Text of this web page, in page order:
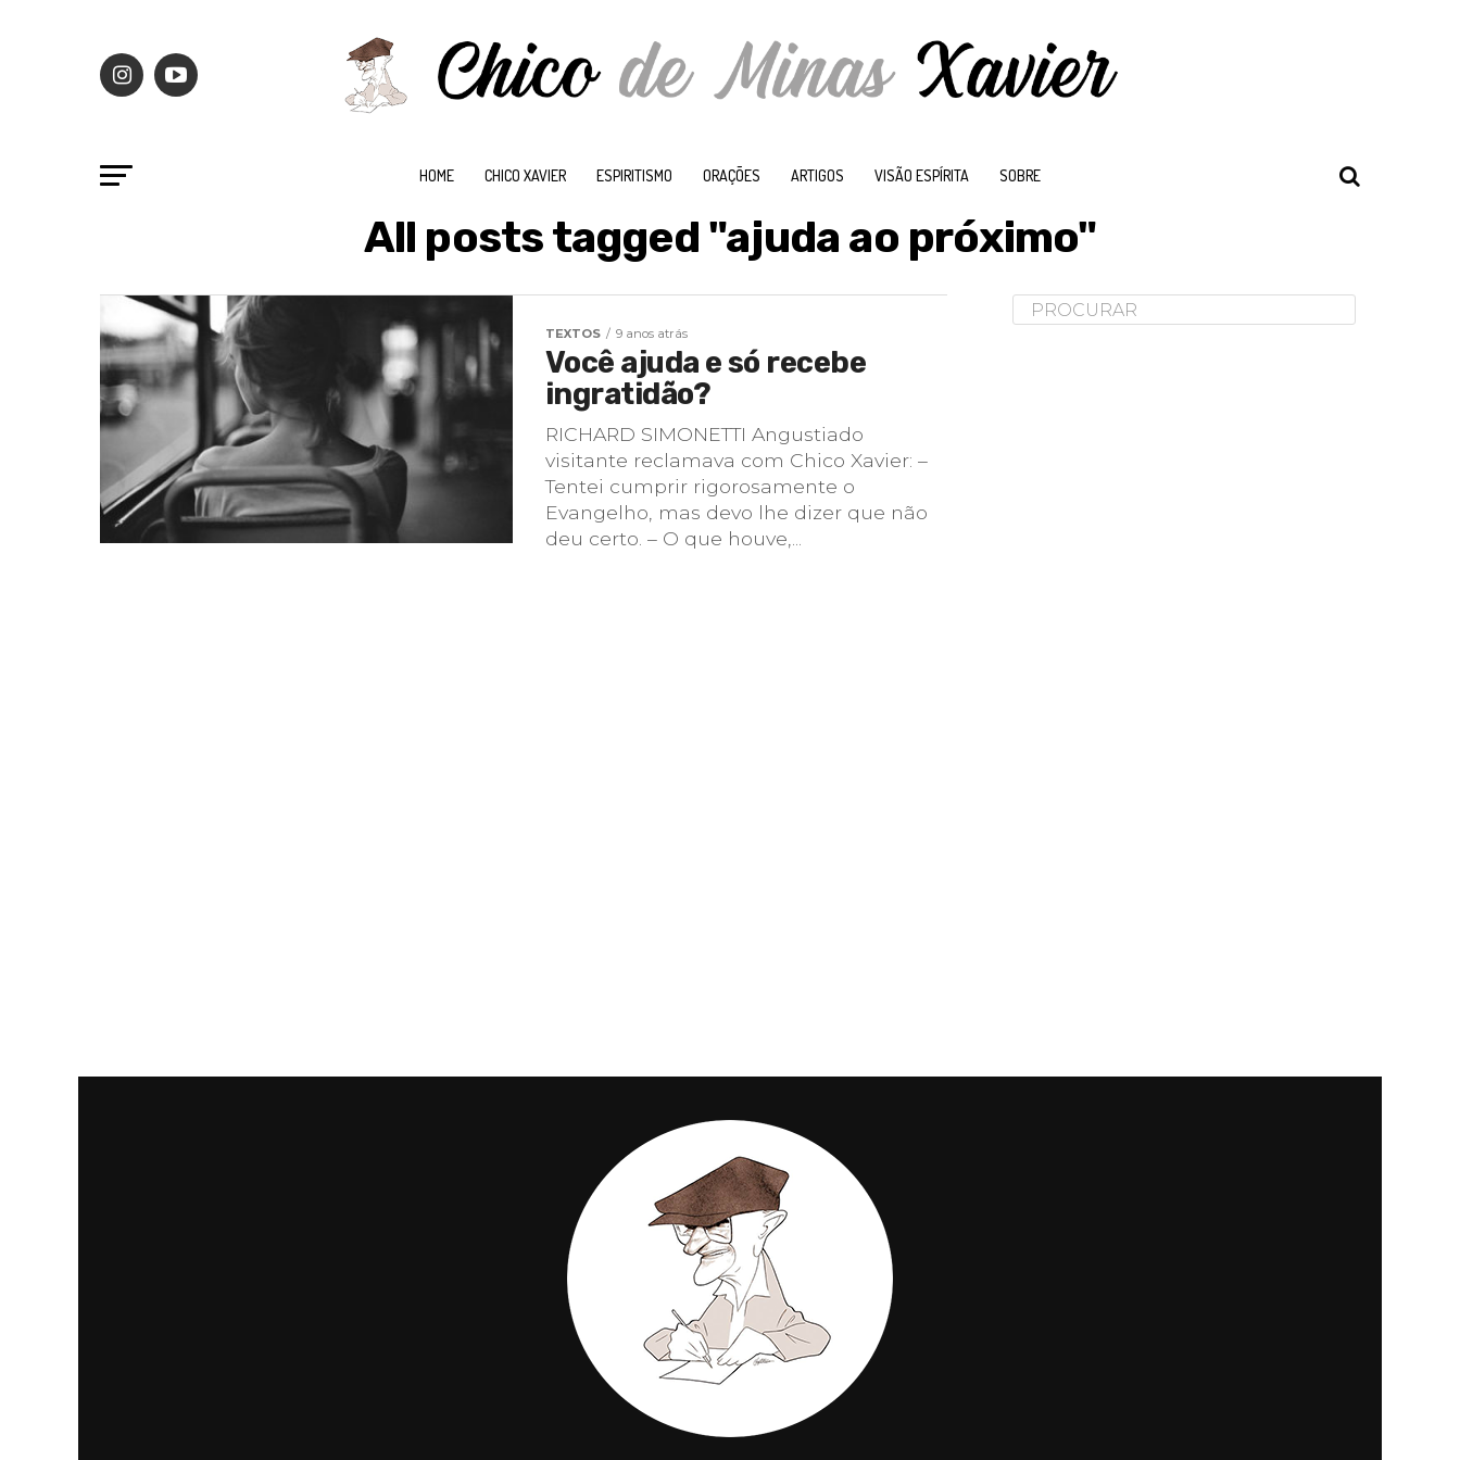
HOME CHICO XAVIER ESPIRITISMO ORAÇÕES ARTIGOS VISÃO ESPÍRITA SOBRE
All posts tagged "ajuda ao próximo"
TEXTOS 9 anos atrás
Você ajuda e só recebe
ingratidão?
RICHARD SIMONETTI Angustiado
visitante reclamava com Chico Xavier: –
Tentei cumprir rigorosamente o
Evangelho, mas devo lhe dizer que não
deu certo. – O que houve,...